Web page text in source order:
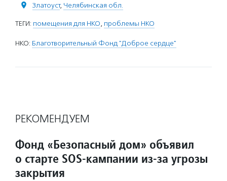
Златоуст, Челябинская обл.
ТЕГИ: помещения для НКО, проблемы НКО
НКО: Благотворительный Фонд "Доброе сердце"
РЕКОМЕНДУЕМ
Фонд «Безопасный дом» объявил
о старте SOS-кампании из-за угрозы
закрытия